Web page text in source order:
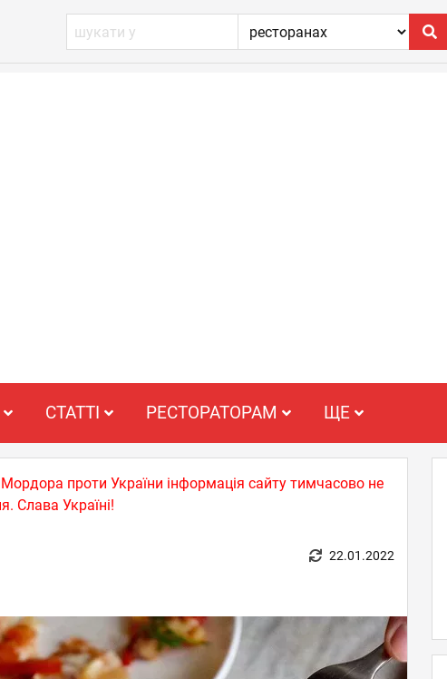
СТАТТІ РЕСТОРАТОРАМ ЩЕ
проти України інформація сайту тимчасово не
Слава Україні!
22.01.2022